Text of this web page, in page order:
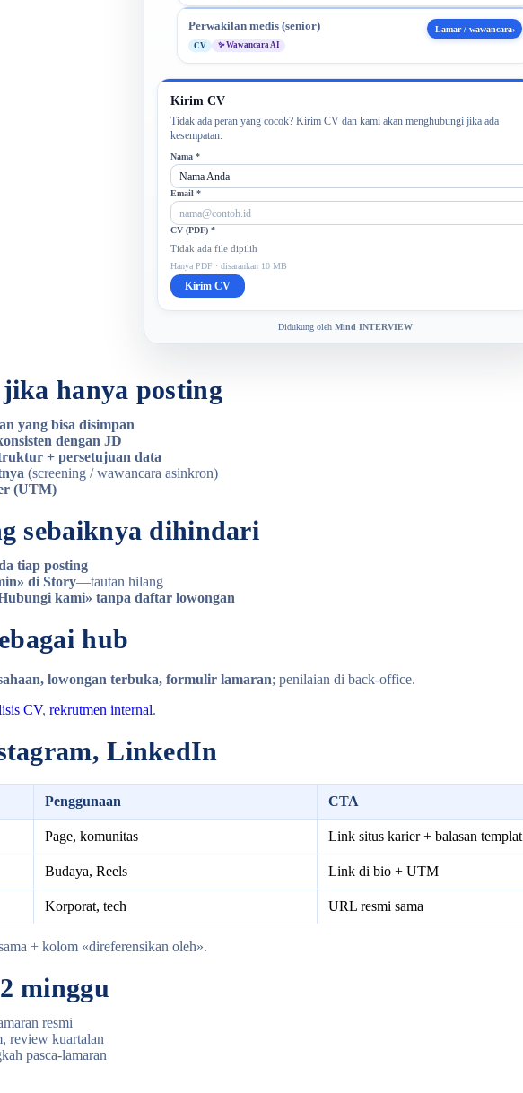
Perwakilan medis (senior)
CV ✨Wawancara AI
Lamar / wawancara›
Kirim CV
Tidak ada peran yang cocok? Kirim CV dan kami akan menghubungi jika ada
kesempatan.
Nama *
Nama Anda
Email *
nama@contoh.id
CV (PDF) *
Tidak ada file dipilih
Hanya PDF · disarankan 10 MB
Kirim CV
Didukung oleh Mind INTERVIEW
hanya posting
yang bisa disimpan
dengan JD
+ persetujuan data
(screening / wawancara asinkron)
(UTM)
sebaiknya dihindari
tiap posting
di Story—tautan hilang
kami» tanpa daftar lowongan
hub
lowongan terbuka, formulir lamaran; penilaian di back-office.
CV, rekrutmen internal.
LinkedIn
Penggunaan CTA
Page, komunitas Link situs karier + balasan templat
Budaya, Reels Link di bio + UTM
Korporat, tech URL resmi sama
+ kolom «direferensikan oleh».
minggu
resmi
review kuartalan
pasca-lamaran